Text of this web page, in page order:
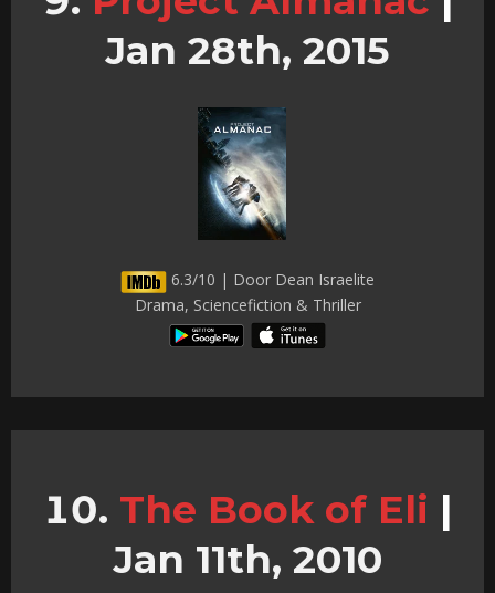
Jan 28th, 2015
6.3/10 | Door Dean Israelite
Drama, Sciencefiction & Thriller
The Book of Eli |
Jan 11th, 2010